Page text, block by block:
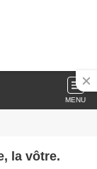
MENU
la vôtre.